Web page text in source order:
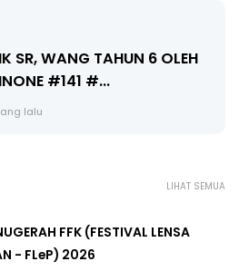
SR, WANG TAHUN 6 OLEH
#141 #...
lalu
LIHAT SEMUA
FFK (FESTIVAL LENSA
- FLeP) 2026